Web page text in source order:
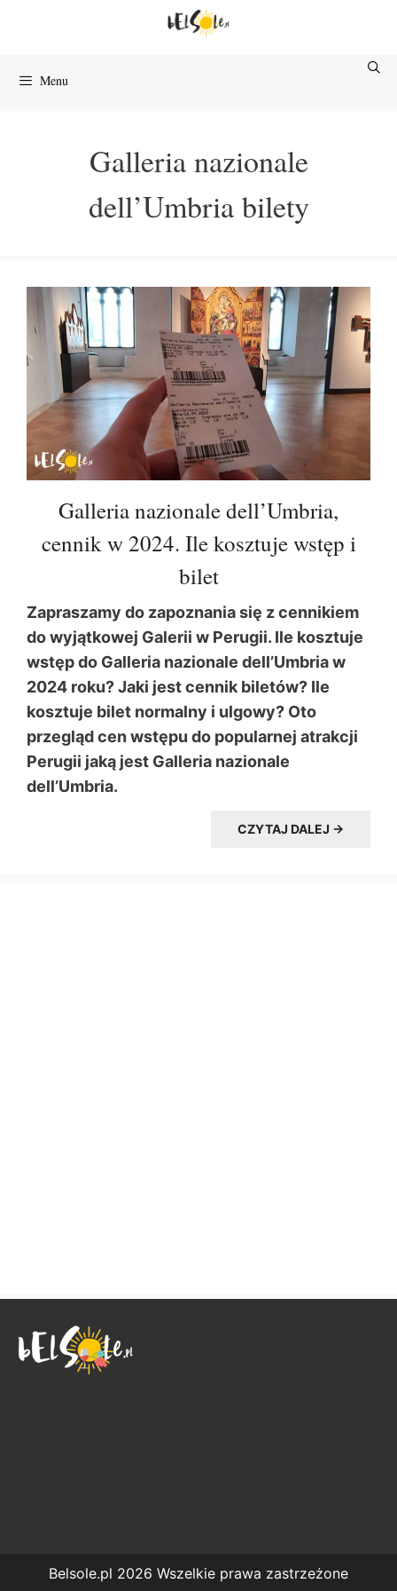
Menu
Galleria nazionale
dell’Umbria bilety
Galleria nazionale dell’Umbria,
cennik w 2024. Ile kosztuje wstęp i
bilet
Zapraszamy do zapoznania się z cennikiem
do wyjątkowej Galerii w Perugii. Ile kosztuje
wstęp do Galleria nazionale dell’Umbria w
2024 roku? Jaki jest cennik biletów? Ile
kosztuje bilet normalny i ulgowy? Oto
przegląd cen wstępu do popularnej atrakcji
Perugii jaką jest Galleria nazionale
dell’Umbria.
CZYTAJ DALEJ →
Belsole.pl 2026 Wszelkie prawa zastrzeżone